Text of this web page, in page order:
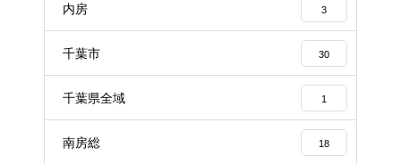
内房 3
千葉市 30
千葉県全域 1
南房総 18